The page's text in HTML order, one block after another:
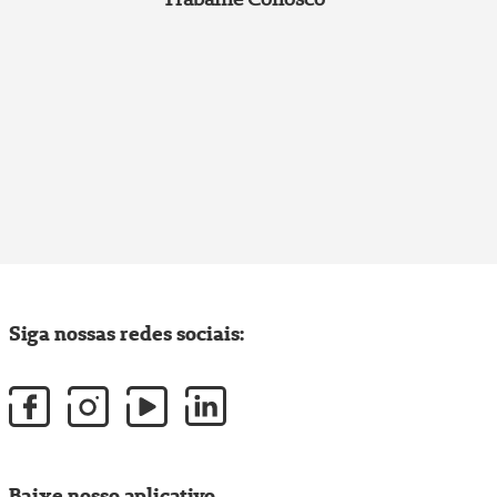
Siga nossas redes sociais: